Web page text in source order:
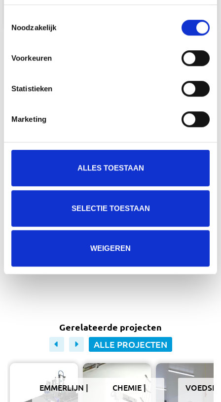
Noodzakelijk
Voorkeuren
Statistieken
Marketing
ALLES TOESTAAN
SELECTIE TOESTAAN
WEIGEREN
ADVIES NODIG OF VRAGEN?
Gerelateerde projecten
ALLE PROJECTEN
EMMERLIJN CHEMIE